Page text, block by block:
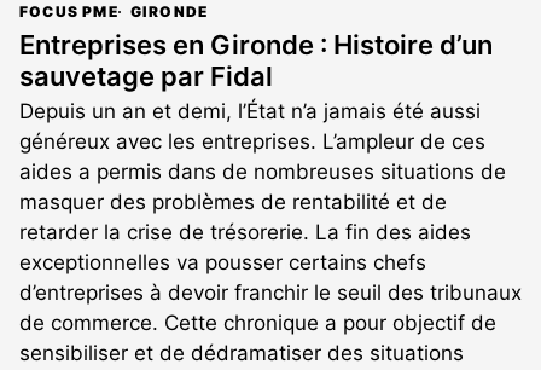
FOCUS PME GIRONDE
Entreprises en Gironde : Histoire d’un
sauvetage par Fidal
Depuis un an et demi, l’État n’a jamais été aussi
généreux avec les entreprises. L’ampleur de ces
aides a permis dans de nombreuses situations de
masquer des problèmes de rentabilité et de
retarder la crise de trésorerie. La fin des aides
exceptionnelles va pousser certains chefs
d’entreprises à devoir franchir le seuil des tribunaux
de commerce. Cette chronique a pour objectif de
sensibiliser et de dédramatiser des situations